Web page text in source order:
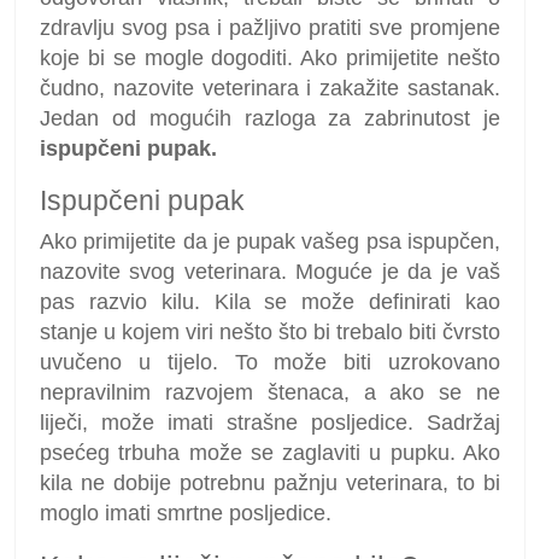
zdravlju svog psa i pažljivo pratiti sve promjene
koje bi se mogle dogoditi. Ako primijetite nešto
čudno, nazovite veterinara i zakažite sastanak.
Jedan od mogućih razloga za zabrinutost je
ispupčeni pupak.
Ispupčeni pupak
Ako primijetite da je pupak vašeg psa ispupčen,
nazovite svog veterinara. Moguće je da je vaš
pas razvio kilu. Kila se može definirati kao
stanje u kojem viri nešto što bi trebalo biti čvrsto
uvučeno u tijelo. To može biti uzrokovano
nepravilnim razvojem štenaca, a ako se ne
liječi, može imati strašne posljedice. Sadržaj
psećeg trbuha može se zaglaviti u pupku. Ako
kila ne dobije potrebnu pažnju veterinara, to bi
moglo imati smrtne posljedice.